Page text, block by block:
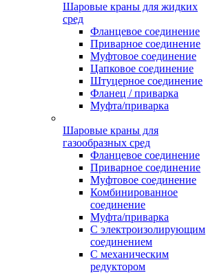
Шаровые краны для жидких
сред
Фланцевое соединение
Приварное соединение
Муфтовое соединение
Цапковое соединение
Штуцерное соединение
Фланец / приварка
Муфта/приварка
Шаровые краны для
газообразных сред
Фланцевое соединение
Приварное соединение
Муфтовое соединение
Комбинированное
соединение
Муфта/приварка
С электроизолирующим
соединением
С механическим
редуктором